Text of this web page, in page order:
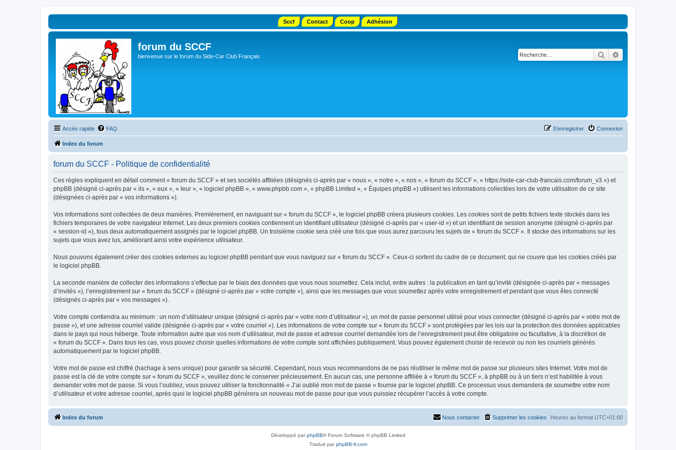
Sccf Contact Coop Adhésion
forum du SCCF
bienvenue sur le forum du Side-Car Club Français Rechercher
Accès rapide FAQ Connexion
S’enregistrer
Index du forum
forum du SCCF - Politique de confidentialité
Ces règles expliquent en détail comment « forum du SCCF » et ses sociétés affiliées (désignés ci-après par « nous », « notre », « nos », « forum du SCCF », « https://side-car-club-francais.com/forum_v3 ») et
phpBB (désigné ci-après par « ils », « eux », « leur », « logiciel phpBB », « www.phpbb.com », « phpBB Limited », « Équipes phpBB ») utilisent les informations collectées lors de votre utilisation de ce site
(désignées ci-après par « vos informations »).
Vos informations sont collectées de deux manières. Premièrement, en naviguant sur « forum du SCCF », le logiciel phpBB créera plusieurs cookies. Les cookies sont de petits fichiers texte stockés dans les
fichiers temporaires de votre navigateur Internet. Les deux premiers cookies contiennent un identifiant utilisateur (désigné ci-après par « user-id ») et un identifiant de session anonyme (désigné ci-après par
« session-id »), tous deux automatiquement assignés par le logiciel phpBB. Un troisième cookie sera créé une fois que vous aurez parcouru les sujets de « forum du SCCF ». Il stocke des informations sur les
sujets que vous avez lus, améliorant ainsi votre expérience utilisateur.
Nous pouvons également créer des cookies externes au logiciel phpBB pendant que vous naviguez sur « forum du SCCF ». Ceux-ci sortent du cadre de ce document, qui ne couvre que les cookies créés par
le logiciel phpBB.
La seconde manière de collecter des informations s’effectue par le biais des données que vous nous soumettez. Cela inclut, entre autres : la publication en tant qu’invité (désignée ci-après par « messages
d’invités »), l’enregistrement sur « forum du SCCF » (désigné ci-après par « votre compte »), ainsi que les messages que vous soumettez après votre enregistrement et pendant que vous êtes connecté
(désignés ci-après par « vos messages »).
Votre compte contiendra au minimum : un nom d’utilisateur unique (désigné ci-après par « votre nom d’utilisateur »), un mot de passe personnel utilisé pour vous connecter (désigné ci-après par « votre mot de
passe »), et une adresse courriel valide (désignée ci-après par « votre courriel »). Les informations de votre compte sur « forum du SCCF » sont protégées par les lois sur la protection des données applicables
dans le pays qui nous héberge. Toute information autre que vos nom d’utilisateur, mot de passe et adresse courriel demandée lors de l’enregistrement peut être obligatoire ou facultative, à la discrétion de
« forum du SCCF ». Dans tous les cas, vous pouvez choisir quelles informations de votre compte sont affichées publiquement. Vous pouvez également choisir de recevoir ou non les courriels générés
automatiquement par le logiciel phpBB.
Votre mot de passe est chiffré (hachage à sens unique) pour garantir sa sécurité. Cependant, nous vous recommandons de ne pas réutiliser le même mot de passe sur plusieurs sites Internet. Votre mot de
passe est la clé de votre compte sur « forum du SCCF », veuillez donc le conserver précieusement. En aucun cas, une personne affiliée à « forum du SCCF », à phpBB ou à un tiers n’est habilitée à vous
demander votre mot de passe. Si vous l’oubliez, vous pouvez utiliser la fonctionnalité « J’ai oublié mon mot de passe » fournie par le logiciel phpBB. Ce processus vous demandera de soumettre votre nom
d’utilisateur et votre adresse courriel, après quoi le logiciel phpBB générera un nouveau mot de passe pour que vous puissiez récupérer l’accès à votre compte.
Index du forum Heures au format UTC+01:00
Supprimer les cookies
Nous contacter
Développé parphpBB® Forum Software © phpBB Limited
Traduit parphpBB-fr.com